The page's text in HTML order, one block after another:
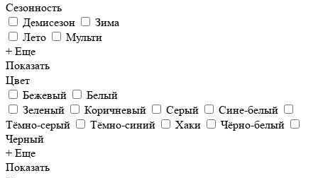
Сезонность
Демисезон
Зима
Лето
Мульти
+ Еще
Показать
Цвет
Бежевый
Белый
Зеленый
Коричневый Серый
Сине-белый
Тёмно-серый
Тёмно-синий Хаки
Чёрно-белый
Черный
+ Еще
Показать